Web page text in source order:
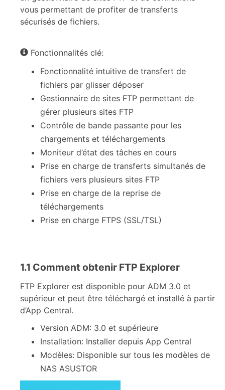
vous permettant de profiter de transferts
sécurisés de fichiers.
Fonctionnalités clé:
Fonctionnalité intuitive de transfert de
fichiers par glisser déposer
Gestionnaire de sites FTP permettant de
gérer plusieurs sites FTP
Contrôle de bande passante pour les
chargements et téléchargements
Moniteur d’état des tâches en cours
Prise en charge de transferts simultanés de
fichiers vers plusieurs sites FTP
Prise en charge de la reprise de
téléchargements
Prise en charge FTPS (SSL/TSL)
1.1 Comment obtenir FTP Explorer
FTP Explorer est disponible pour ADM 3.0 et
supérieur et peut être téléchargé et installé à partir
d’App Central.
Version ADM: 3.0 et supérieure
Installation: Installer depuis App Central
Modèles: Disponible sur tous les modèles de
NAS ASUSTOR